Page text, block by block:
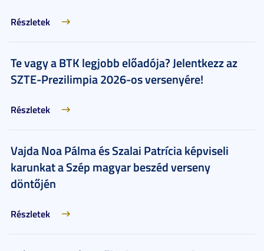
Részletek
Te vagy a BTK legjobb előadója? Jelentkezz az
SZTE-Prezilimpia 2026-os versenyére!
Részletek
Vajda Noa Pálma és Szalai Patrícia képviseli
karunkat a Szép magyar beszéd verseny
döntőjén
Részletek